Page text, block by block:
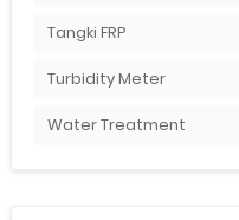
Tangki FRP
Turbidity Meter
Water Treatment